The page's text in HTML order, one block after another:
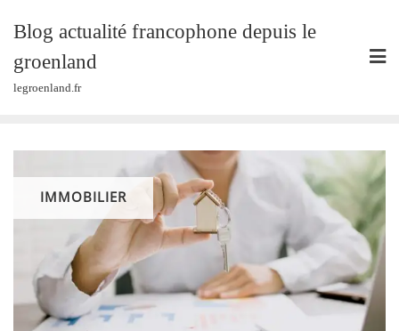
content
Blog actualité francophone depuis le
groenland
legroenland.fr
IMMOBILIER